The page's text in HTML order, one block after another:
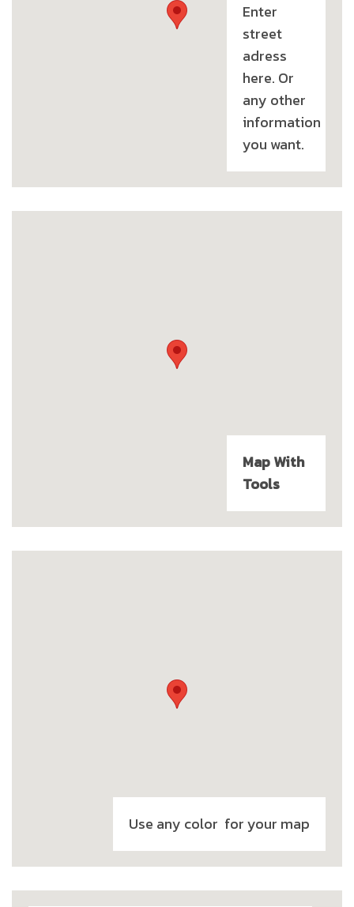
Enter
street
adress
here. Or
any other
information
you want.
Map With
Tools
Use any color for your map